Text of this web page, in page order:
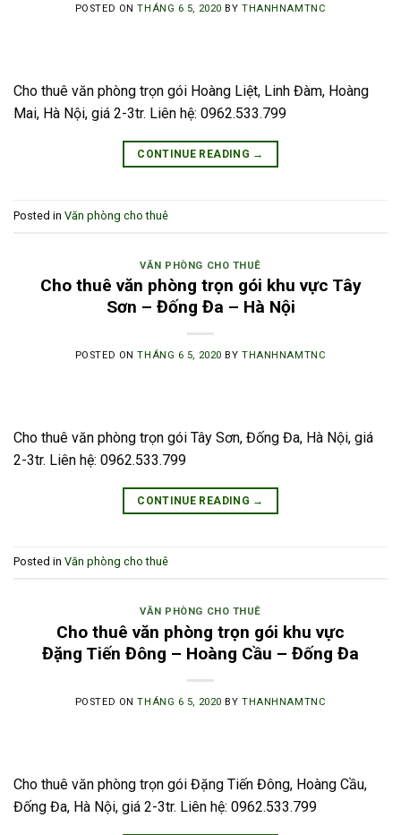
POSTED ONTHÁNG 6 5, 2020 BYTHANHNAMTNC
Cho thuê văn phòng trọn gói Hoàng Liệt, Linh Đàm, Hoàng
Mai, Hà Nội, giá 2-3tr. Liên hệ: 0962.533.799
CONTINUE READING →
Posted in Văn phòng cho thuê
VĂN PHÒNG CHO THUÊ
Cho thuê văn phòng trọn gói khu vực Tây
Sơn – Đống Đa – Hà Nội
POSTED ONTHÁNG 6 5, 2020 BYTHANHNAMTNC
Cho thuê văn phòng trọn gói Tây Sơn, Đống Đa, Hà Nội, giá
2-3tr. Liên hệ: 0962.533.799
CONTINUE READING →
Posted in Văn phòng cho thuê
VĂN PHÒNG CHO THUÊ
Cho thuê văn phòng trọn gói khu vực
Đặng Tiến Đông – Hoàng Cầu – Đống Đa
POSTED ONTHÁNG 6 5, 2020 BYTHANHNAMTNC
Cho thuê văn phòng trọn gói Đặng Tiến Đông, Hoàng Cầu,
Đống Đa, Hà Nội, giá 2-3tr. Liên hệ: 0962.533.799